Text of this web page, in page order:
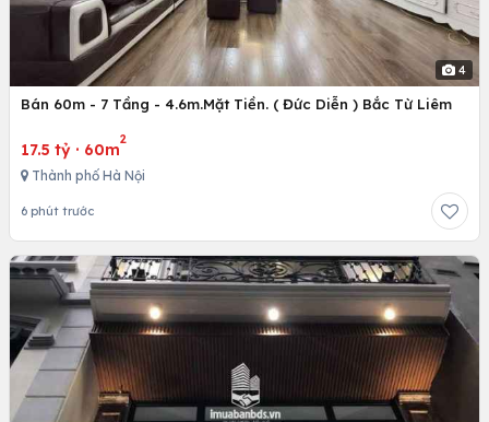
4
Bán 60m - 7 Tầng - 4.6m.Mặt Tiền. ( Đức Diễn ) Bắc Từ Liêm
17.5 tỷ · 60m
2
Thành phố Hà Nội
6 phút trước